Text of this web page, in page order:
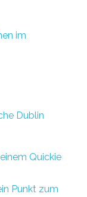
im
Dublin
Quickie
Punkt zum